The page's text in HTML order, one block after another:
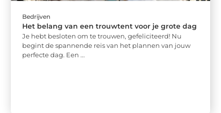
Bedrijven
Het belang van een trouwtent voor je grote dag
Je hebt besloten om te trouwen, gefeliciteerd! Nu
begint de spannende reis van het plannen van jouw
perfecte dag. Een ...